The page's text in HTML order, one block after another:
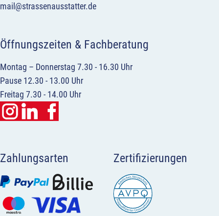
mail@strassenausstatter.de
Öffnungszeiten & Fachberatung
Montag – Donnerstag 7.30 - 16.30 Uhr
Pause 12.30 - 13.00 Uhr
Freitag 7.30 - 14.00 Uhr
Zahlungsarten Zertifizierungen